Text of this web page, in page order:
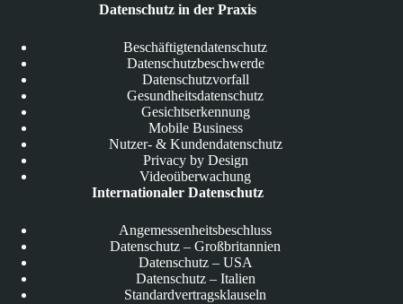
Datenschutz in der Praxis
Beschäftigtendatenschutz
Datenschutzbeschwerde
Datenschutzvorfall
Gesundheitsdatenschutz
Gesichtserkennung
Mobile Business
Nutzer- & Kundendatenschutz
Privacy by Design
Videoüberwachung
Internationaler Datenschutz
Angemessenheitsbeschluss
Datenschutz – Großbritannien
Datenschutz – USA
Datenschutz – Italien
Standardvertragsklauseln